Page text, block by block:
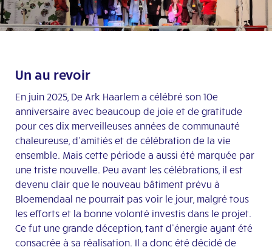
Un au revoir
En juin 2025, De Ark Haarlem a célébré son 10e
anniversaire avec beaucoup de joie et de gratitude
pour ces dix merveilleuses années de communauté
chaleureuse, d’amitiés et de célébration de la vie
ensemble. Mais cette période a aussi été marquée par
une triste nouvelle. Peu avant les célébrations, il est
devenu clair que le nouveau bâtiment prévu à
Bloemendaal ne pourrait pas voir le jour, malgré tous
les efforts et la bonne volonté investis dans le projet.
Ce fut une grande déception, tant d’énergie ayant été
consacrée à sa réalisation. Il a donc été décidé de